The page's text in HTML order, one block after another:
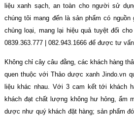
liệu xanh sạch, an toàn cho người sử
chúng tôi mang đến là sản phẩm có
chủng loại, mang lại hiệu quả tuyệt đối
0839.363.777 | 082.943.1666 để được tư
Không chỉ cây câu đằng, các khách hàng
quen thuộc với Thảo dược xanh Jindo.vn
liệu khác nhau. Với 3 cam kết tới khách
khách đạt chất lượng không hư hỏng, ẩm
dược như quý khách đặt hàng; sản phẩm